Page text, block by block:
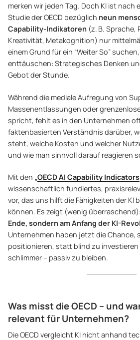
merken wir jeden Tag. Doch KI ist nach
Studie der OECD bezüglich neun
Capability-Indikatoren (z. B. Sprache,
Kreativität, Metakognition) nur
einem Grund für ein “Weiter So”
enttäuschen: Strategisches Denken
Gebot der Stunde.
Während die mediale Aufregung von
Massenentlassungen oder
spricht, fehlt es in den Unternehmen
faktenbasierten Verständnis darüber,
steht, welche Kosten und welcher
und wie man sinnvoll darauf reagieren
Mit den „OECD AI Capability Indicators
wissenschaftlich fundiertes,
vor, das uns hilft die Fähigkeiten der KI
können. Es zeigt (wenig
Ende, sondern am Anfang der KI-
Unternehmen haben jetzt die Chance,
positionieren, statt blind zu investieren
schlimmer – passiv zu bleiben.
Was misst die OECD – und
relevant für Unternehmen?
Die OECD vergleicht KI nicht anhand